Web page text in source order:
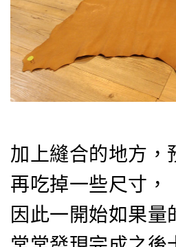
加上縫合的地方，
再吃掉一些尺寸，
因此一開始如果量